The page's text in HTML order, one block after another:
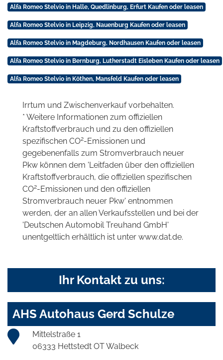
Alfa Romeo Stelvio in Halle, Quedlinburg, Erfurt Kaufen oder leasen
Alfa Romeo Stelvio in Leipzig, Nauenburg Kaufen oder leasen
Alfa Romeo Stelvio in Magdeburg, Nordhausen Kaufen oder leasen
Alfa Romeo Stelvio in Bernburg, Lutherstadt Eisleben Kaufen oder leasen
Alfa Romeo Stelvio in Köthen, Mansfeld Kaufen oder leasen
Irrtum und Zwischenverkauf vorbehalten.
* Weitere Informationen zum offiziellen
Kraftstoffverbrauch und zu den offiziellen
spezifischen CO2-Emissionen und
gegebenenfalls zum Stromverbrauch neuer
Pkw können dem 'Leitfaden über den offiziellen
Kraftstoffverbrauch, die offiziellen spezifischen
CO2-Emissionen und den offiziellen
Stromverbrauch neuer Pkw' entnommen
werden, der an allen Verkaufsstellen und bei der
'Deutschen Automobil Treuhand GmbH'
unentgeltlich erhältlich ist unter www.dat.de.
Ihr Kontakt zu uns:
AHS Autohaus Gerd Schulze
Mittelstraße 1
06333 Hettstedt OT Walbeck